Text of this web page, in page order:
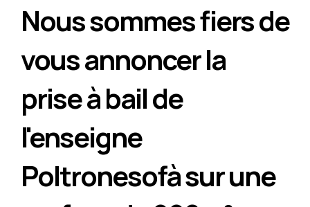
Nous sommes fiers de
vous annoncer la
prise à bail de
l'enseigne
Poltronesofà sur une